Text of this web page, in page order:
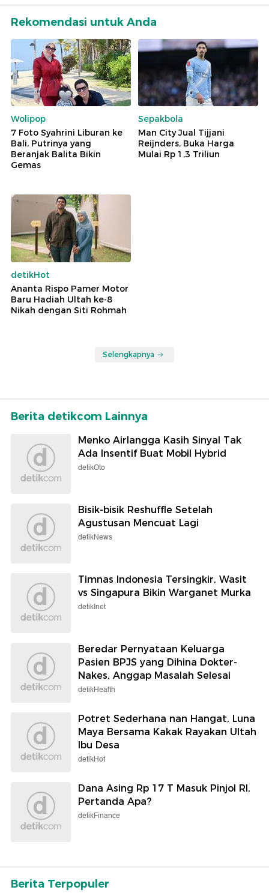
Rekomendasi untuk Anda
Wolipop
7 Foto Syahrini Liburan ke
Bali, Putrinya yang
Beranjak Balita Bikin
Gemas
Sepakbola
Man City Jual Tijjani
Reijnders, Buka Harga
Mulai Rp 1,3 Triliun
detikHot
Ananta Rispo Pamer Motor
Baru Hadiah Ultah ke-8
Nikah dengan Siti Rohmah
Selengkapnya
Berita detikcom Lainnya
Menko Airlangga Kasih Sinyal Tak
Ada Insentif Buat Mobil Hybrid
detikOto
Bisik-bisik Reshuffle Setelah
Agustusan Mencuat Lagi
detikNews
Timnas Indonesia Tersingkir, Wasit
vs Singapura Bikin Warganet Murka
detikInet
Beredar Pernyataan Keluarga
Pasien BPJS yang Dihina Dokter-
Nakes, Anggap Masalah Selesai
detikHealth
Potret Sederhana nan Hangat, Luna
Maya Bersama Kakak Rayakan Ultah
Ibu Desa
detikHot
Dana Asing Rp 17 T Masuk Pinjol RI,
Pertanda Apa?
detikFinance
Berita Terpopuler